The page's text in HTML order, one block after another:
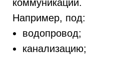
коммуникации.
Например, под:
водопровод;
канализацию;